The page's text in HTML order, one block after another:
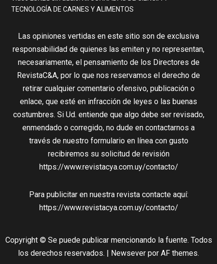
TECNOLOGÍA DE CARNES Y ALIMENTOS
Las opiniones vertidas en este sitio son de exclusiva
responsabilidad de quienes las emiten y no representan,
necesariamente, el pensamiento de los Directores de
RevistaC&A, por lo que nos reservamos el derecho de
retirar cualquier comentario ofensivo, publicación o
enlace, que esté en infracción de leyes o las buenas
costumbres. Si Ud. entiende que algo debe ser revisado,
enmendado o corregido, no dude en contactarnos a
través de nuestro formulario en línea con gusto
recibiremos su solicitud de revisión
https://www.revistacya.com.uy/contacto/
Para publicitar en nuestra revista contacte aquí:
https://www.revistacya.com.uy/contacto/
Copyright © Se puede publicar mencionando la fuente. Todos
los derechos reservados. | Newsever por AF themes.